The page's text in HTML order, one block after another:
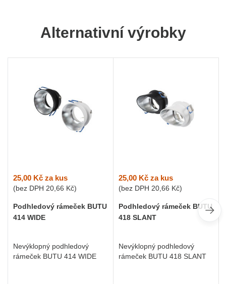
Alternativní výrobky
25,00 Kč za kus
(bez DPH 20,66 Kč)
Podhledový rámeček BUTU
414 WIDE
Nevýklopný podhledový
rámeček BUTU 414 WIDE
25,00 Kč za kus
(bez DPH 20,66 Kč)
Podhledový rámeček BUTU
418 SLANT
Nevýklopný podhledový
rámeček BUTU 418 SLANT